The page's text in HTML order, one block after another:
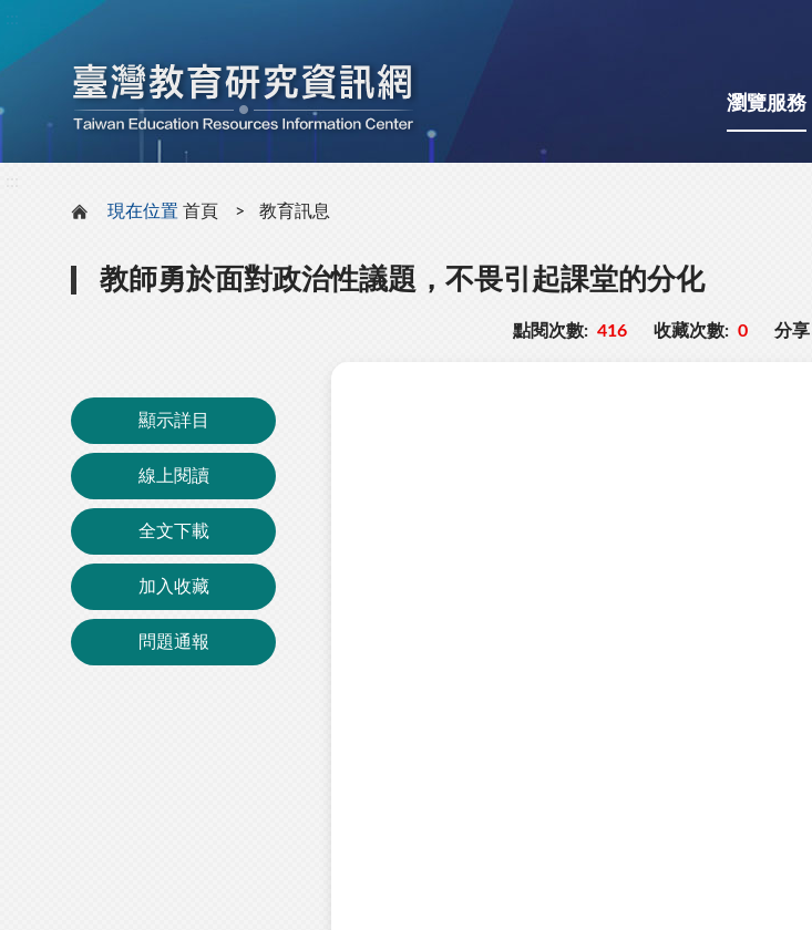
瀏覽服務
現在位置 首頁 教育訊息
教師勇於面對政治性議題，不畏引起課堂的分化
點閱次數: 416 收藏次數: 0 分享
顯示詳目
線上閱讀
全文下載
加入收藏
問題通報